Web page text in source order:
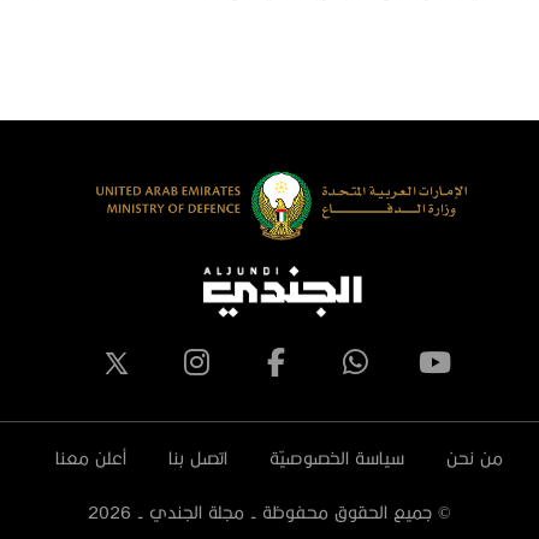
من نحن سياسة الخصوصيّة اتصل بنا أعلن معنا
© جميع الحقوق محفوظة - مجلة الجندي - 2026